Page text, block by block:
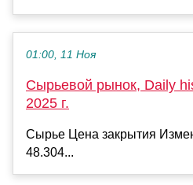
01:00, 11 Ноя
Сырьевой рынок, Daily
2025 г.
Сырье Цена закрытия
48.304...